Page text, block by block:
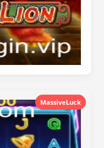
do jogo
chave '99brl' se
MassiveLuck